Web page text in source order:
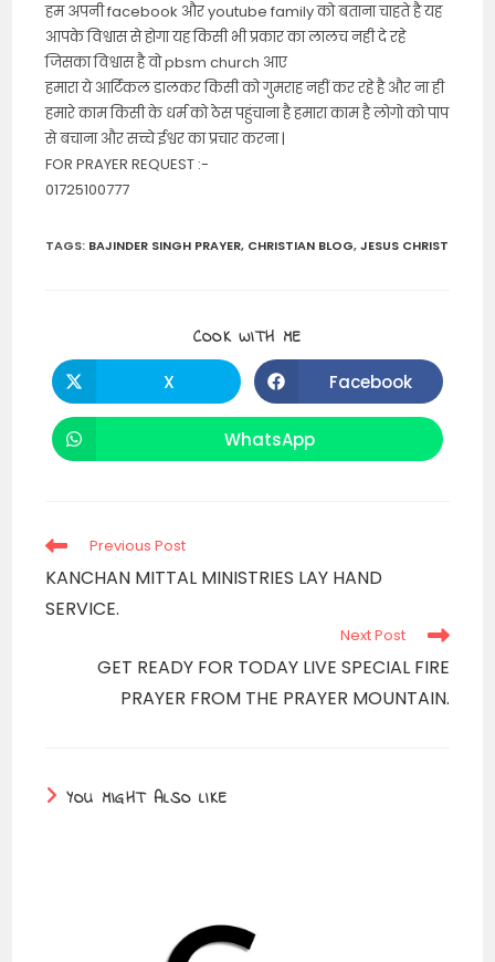
हम अपनी facebook और youtube family को बताना चाहते है यह
आपके विश्वास से होगा यह किसी भी प्रकार का लालच नही दे रहे
जिसका विश्वास है वो pbsm church आए
हमारा ये आर्टिकल डालकर किसी को गुमराह नहीं कर रहे है और ना ही
हमारे काम किसी के धर्म को ठेस पहुंचाना है हमारा काम है लोगो को पाप
से बचाना और सच्चे ईश्वर का प्रचार करना |
FOR PRAYER REQUEST :-
01725100777
TAGS: BAJINDER SINGH PRAYER, CHRISTIAN BLOG, JESUS CHRIST
COOK WITH ME
Opens
in
a
X Opens
in
a
Facebook
Opens
in
WhatsApp
Read
articles
Previous Post
KANCHAN MITTAL MINISTRIES LAY HAND
SERVICE.
Next Post
GET READY FOR TODAY LIVE SPECIAL FIRE
PRAYER FROM THE PRAYER MOUNTAIN.
YOU MIGHT ALSO LIKE